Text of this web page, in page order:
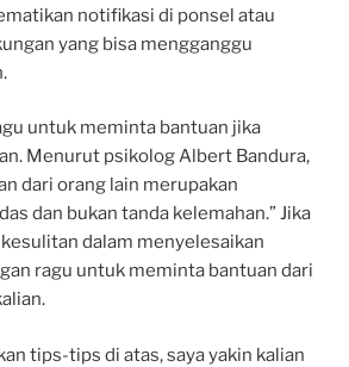
notifikasi di ponsel atau
yang bisa mengganggu
untuk meminta bantuan jika
Menurut psikolog Albert Bandura,
dari orang lain merupakan
dan bukan tanda kelemahan.” Jika
dalam menyelesaikan
ragu untuk meminta bantuan dari
tips-tips di atas, saya yakin kalian